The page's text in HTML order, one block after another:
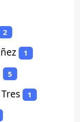
2
1
5
1